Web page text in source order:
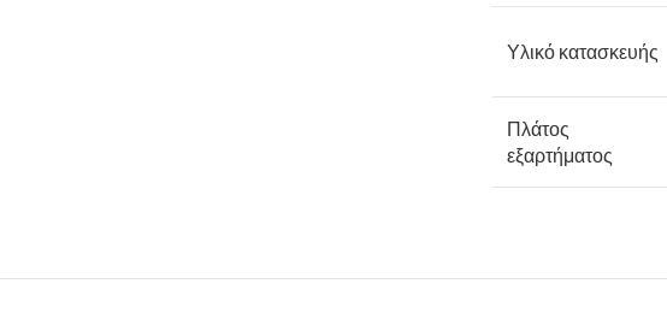
Υλικό κατασκευής
Πλάτος
εξαρτήματος